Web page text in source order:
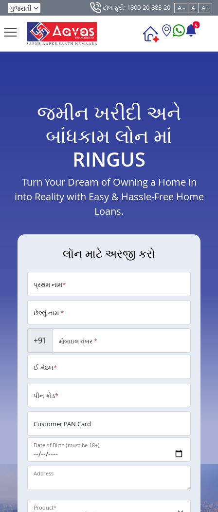
ટૉલ ફ્રી: 1800-20-888-20 A - A A+
5
જમીન ખરીદી અને
બાંધકામ લોન માં
RINGUS
Turn Your Dream of Owning a Home in
into Reality with Easy & Hassle-Free Home
Loans.
લૉન માટે અરજી કરો
પ્રથમ નામ*
છેલ્લું નામ*
+91 મોબાઇલ નંબર*
ઈ-મેઇલ*
પીન કોડ*
Customer PAN Card
Date of Birth (must be 18+)
Address
Product*